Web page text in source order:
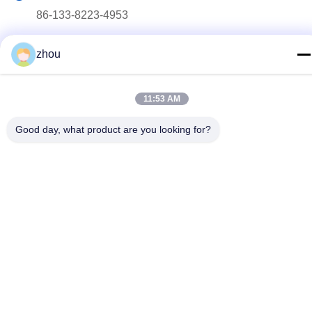
86-133-8223-4953
নং ৩৩৩৩ জিনচেং পূর্ব রোড, জিনওয়ু জেলা, ওউসি সিটি, জিয়াংসু প্রদেশ, চীন
zhou
11:53 AM
Good day, what product are you looking for?